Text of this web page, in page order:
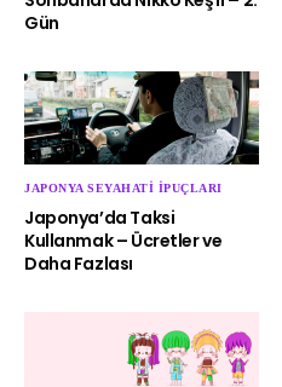
Gün
JAPONYA SEYAHATI İPUÇLARI
Japonya’da Taksi
Kullanmak – Ücretler ve
Daha Fazlası